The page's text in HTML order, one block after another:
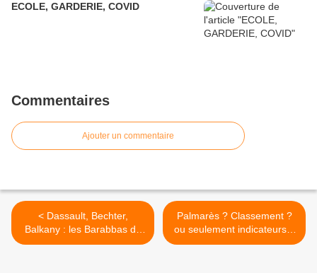
ECOLE, GARDERIE, COVID
Commentaires
Ajouter un commentaire
< Dassault, Bechter,
Balkany : les Barabbas de
la politique !
Palmarès ? Classement ?
ou seulement indicateurs ?
le bac et ses résultats >